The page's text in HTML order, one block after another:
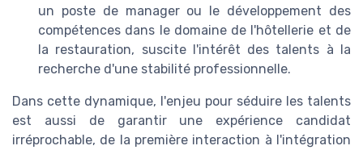
un poste de manager ou le développement des
compétences dans le domaine de l'hôtellerie et de
la restauration, suscite l'intérêt des talents à la
recherche d'une stabilité professionnelle.
Dans cette dynamique, l'enjeu pour séduire les talents
est aussi de garantir une expérience candidat
irréprochable, de la première interaction à l'intégration